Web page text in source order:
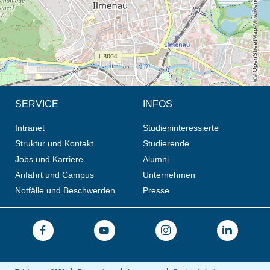
SERVICE
Intranet
Struktur und Kontakt
Jobs und Karriere
Anfahrt und Campus
Notfälle und Beschwerden
INFOS
Studieninteressierte
Studierende
Alumni
Unternehmen
Presse